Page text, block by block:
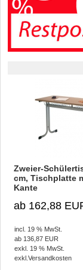
Zweier-
cm, Tischplatte
Kante
ab 162,88
incl. 19 % MwSt.
ab 136,87 EUR
exkl. 19 % MwSt.
exkl. Versandkosten